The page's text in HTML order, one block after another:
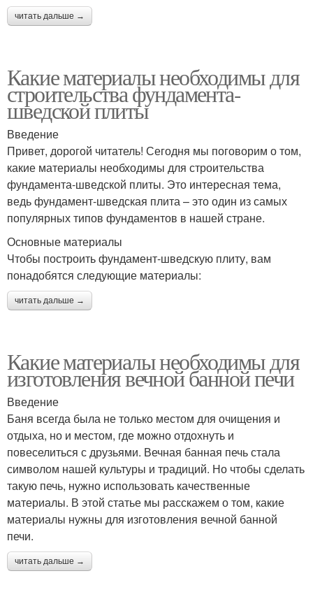
читать дальше →
Какие материалы необходимы для
строительства фундамента-
шведской плиты
Введение
Привет, дорогой читатель! Сегодня мы поговорим о том,
какие материалы необходимы для строительства
фундамента-шведской плиты. Это интересная тема,
ведь фундамент-шведская плита – это один из самых
популярных типов фундаментов в нашей стране.
Основные материалы
Чтобы построить фундамент-шведскую плиту, вам
понадобятся следующие материалы:
читать дальше →
Какие материалы необходимы для
изготовления вечной банной печи
Введение
Баня всегда была не только местом для очищения и
отдыха, но и местом, где можно отдохнуть и
повеселиться с друзьями. Вечная банная печь стала
символом нашей культуры и традиций. Но чтобы сделать
такую печь, нужно использовать качественные
материалы. В этой статье мы расскажем о том, какие
материалы нужны для изготовления вечной банной
печи.
читать дальше →